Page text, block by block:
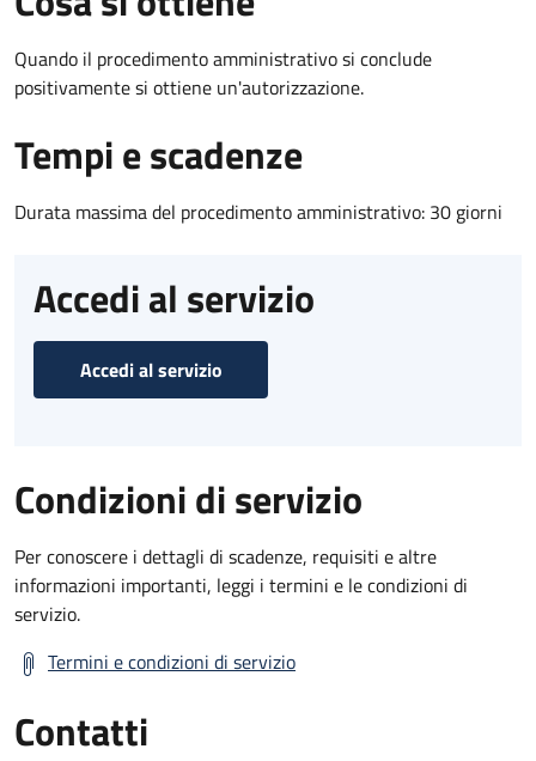
Quando il procedimento amministrativo si conclude
positivamente si ottiene un'autorizzazione.
Tempi e scadenze
Durata massima del procedimento amministrativo: 30 giorni
Accedi al servizio
Accedi al servizio
Condizioni di servizio
Per conoscere i dettagli di scadenze, requisiti e altre
informazioni importanti, leggi i termini e le condizioni di
servizio.
Termini e condizioni di servizio
Contatti